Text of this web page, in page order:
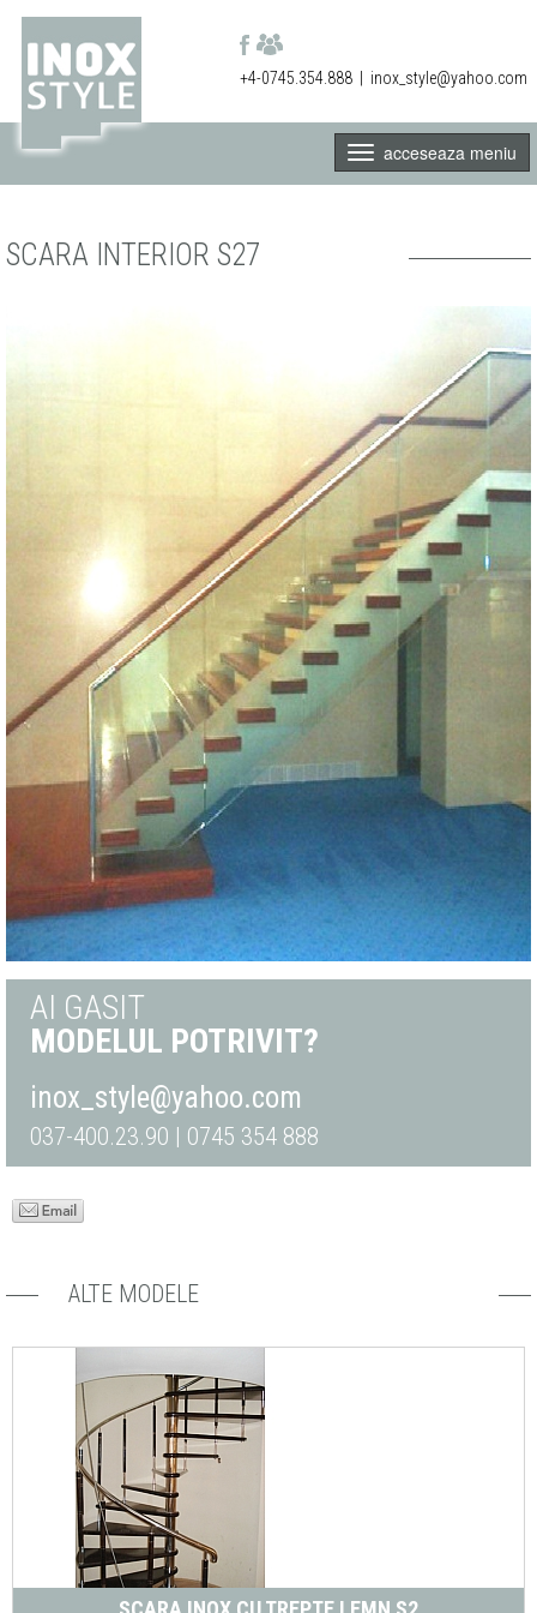
+4-0745.354.888 inox_style@yahoo.com
acceseaza meniu
SCARA INTERIOR S27
AI GASIT
MODELUL POTRIVIT?
inox_style@yahoo.com
037-400.23.90 | 0745 354 888
ALTE MODELE